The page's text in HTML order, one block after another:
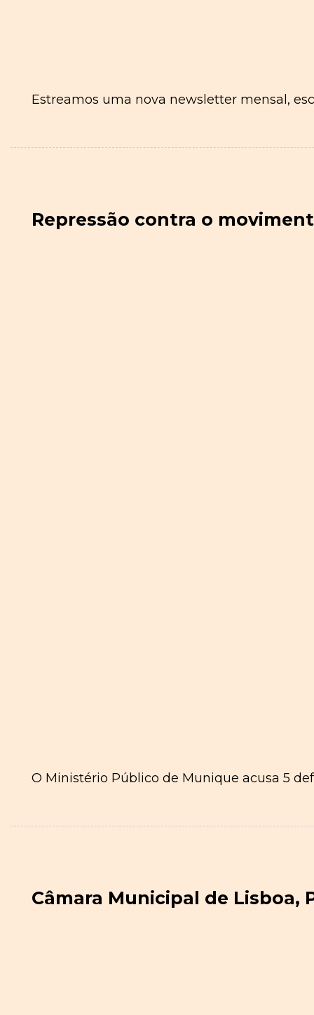
Estreamos uma nova newsletter mensal,
Repressão contra o
O Ministério Público de Munique acusa 5
Câmara Municipal de Lisboa,